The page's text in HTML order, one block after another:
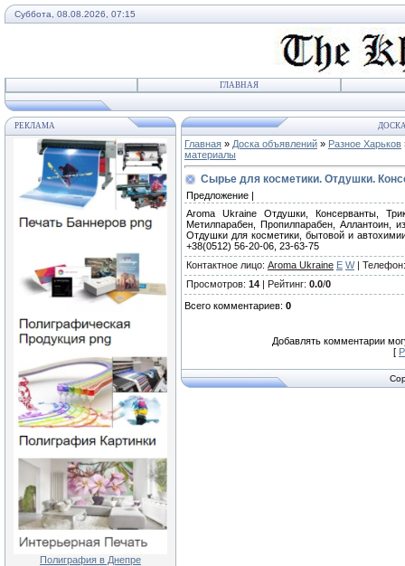
Суббота, 08.08.2026, 07:15
ГЛАВНАЯ
РЕКЛАМА
Полиграфия в Днепре
Главная » Доска объявлений » Разное Харьков
материалы
Сырье для косметики. Отдушки.
Предложение |
Aroma Ukraine Отдушки, Консерванты,
Метилпарабен, Пропилпарабен, Аллантоин,
Отдушки для косметики, бытовой и
+38(0512) 56-20-06, 23-63-75
Контактное лицо: Aroma Ukraine E W| Телефон
Просмотров: 14 | Рейтинг: 0.0/0
Всего комментариев: 0
Добавлять комментарии
[